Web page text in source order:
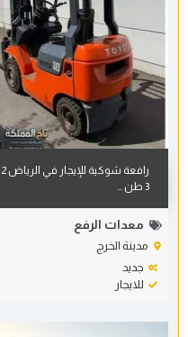
3 طن ...
معدات الرفع
مدينة الخرج
جديد
للايجار